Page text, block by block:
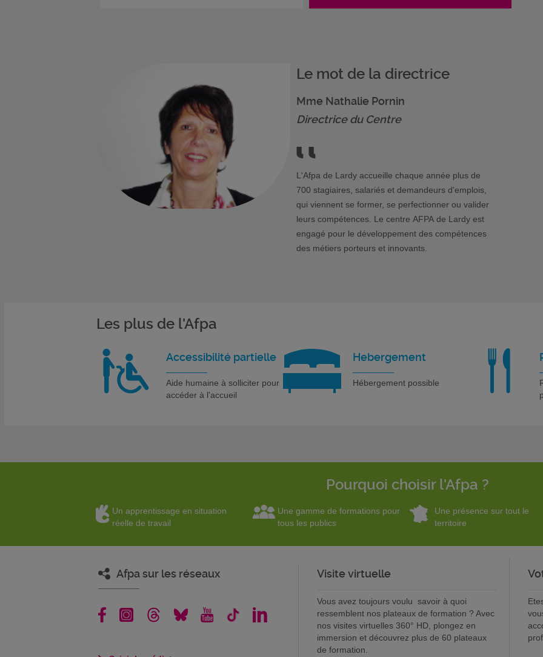
Le mot de la directrice
Mme Nathalie Pornin
Directrice du Centre
L'Afpa de Lardy accueille chaque année plus de
700 stagiaires, salariés et demandeurs d'emplois,
qui viennent se former, se perfectionner ou valider
leurs compétences. Le centre AFPA de Lardy est
engagé pour le développement des compétences
des métiers porteurs et innovants.
Les plus de l'Afpa
Accessibilité partielle
Aide humaine à solliciter pour
accéder à l'accueil
Hebergement
Hébergement possible
Pourquoi choisir l'Afpa ?
Un apprentissage en situation
réelle de travail
Une gamme de formations pour
tous les publics
Une présence sur tout le
territoire
Afpa sur les réseaux Visite virtuelle
Vous avez toujours voulu savoir à quoi
ressemblent nos plateaux de formation ? Avec
nos visites virtuelles 360° HD, plongez en
immersion et découvrez plus de 60 plateaux
de formation.